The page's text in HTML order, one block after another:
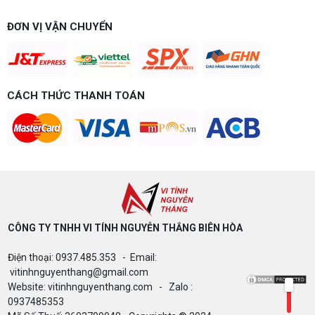
phí tại Vi tính Nguyễn Thắng.
GIGABYTE & INTEL CORE ULTRA 200S
Mềm Vi Tính Nguyễn Thắng
ĐƠN VỊ VẬN CHUYỂN
CÁCH THỨC THANH TOÁN
CÔNG TY TNHH VI TÍNH NGUYỄN THẮNG BIÊN HÒA​
Điện thoại: 0937.485.353 - Email:
vitinhnguyenthang@gmail.com
Website: vitinhnguyenthang.com - Zalo :
0937485353